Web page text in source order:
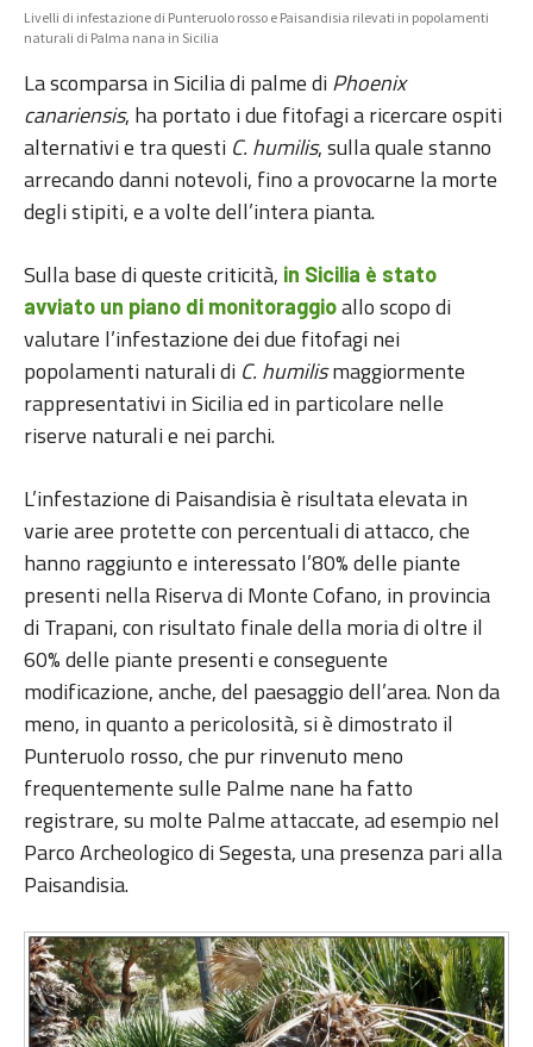
Livelli di infestazione di Punteruolo rosso e Paisandisia rilevati in popolamenti
naturali di Palma nana in Sicilia
La scomparsa in Sicilia di palme diPhoenix
canariensis, ha portato i due fitofagi a ricercare ospiti
alternativi e tra questi C. humilis, sulla quale stanno
arrecando danni notevoli, fino a provocarne la morte
degli stipiti, e a volte dell’intera pianta.
Sulla base di queste criticità, in Sicilia è stato
avviato un piano di monitoraggioallo scopo di
valutare l’infestazione dei due fitofagi nei
popolamenti naturali di C. humilismaggiormente
rappresentativi in Sicilia ed in particolare nelle
riserve naturali e nei parchi.
L’infestazione di Paisandisia è risultata elevata in
varie aree protette con percentuali di attacco, che
hanno raggiunto e interessato l’80% delle piante
presenti nella Riserva di Monte Cofano, in provincia
di Trapani, con risultato finale della moria di oltre il
60% delle piante presenti e conseguente
modificazione, anche, del paesaggio dell’area. Non da
meno, in quanto a pericolosità, si è dimostrato il
Punteruolo rosso, che pur rinvenuto meno
frequentemente sulle Palme nane ha fatto
registrare, su molte Palme attaccate, ad esempio nel
Parco Archeologico di Segesta, una presenza pari alla
Paisandisia.